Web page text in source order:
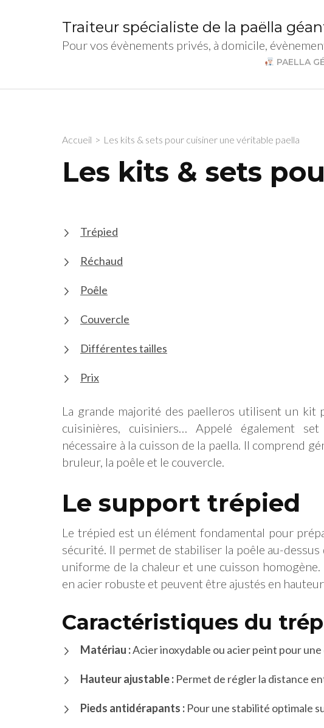
Traiteur spécialiste de la paëlla
Pour vos évènements privés, à domicile,
PAELLA
Accueil > Les kits & sets pour cuisiner une véritable paella
Les kits & sets
Trépied
Réchaud
Poêle
Couvercle
Différentes tailles
Prix
La grande majorité des paelleros utilisent un kit
cuisinières, cuisiniers… Appelé également
nécessaire à la cuisson de la paella. Il comprend
bruleur, la poêle et le couvercle.
Le support trépied
Le trépied est un élément fondamental pour
sécurité. Il permet de stabiliser la poêle au-
uniforme de la chaleur et une cuisson
en acier robuste et peuvent être ajustés en
Caractéristiques du
Matériau :Acier inoxydable ou acier peint pour
Hauteur ajustable : Permet de régler la distance
Pieds antidérapants : Pour une stabilité optimale